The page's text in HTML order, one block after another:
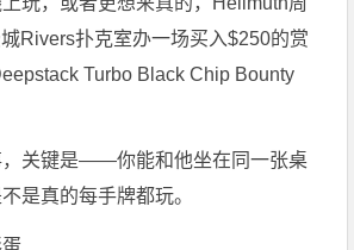
Rivers扑克室办一场买入$250的赏
Turbo Black Chip Bounty
，关键是——你能和他坐在同一张桌
是真的每手牌都玩。